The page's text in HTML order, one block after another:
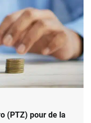
(PTZ) pour de la